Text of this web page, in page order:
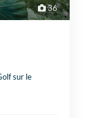
36
sur le